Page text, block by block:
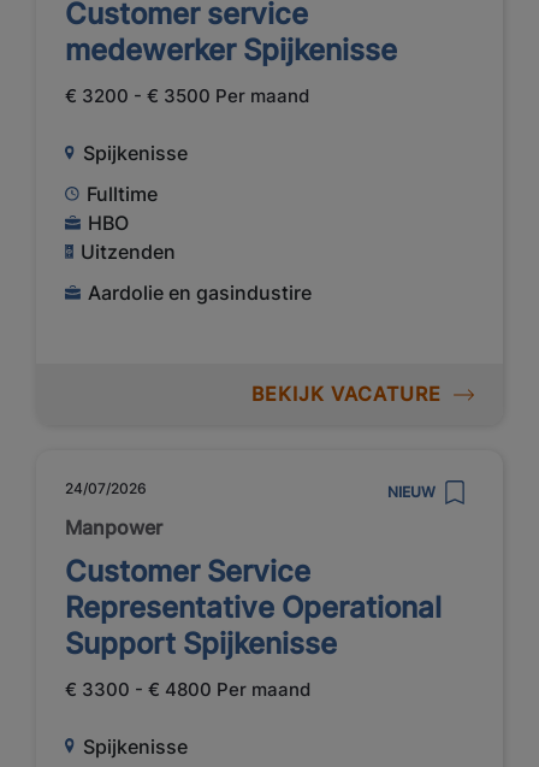
Customer service
medewerker Spijkenisse
€ 3200 - € 3500 Per maand
Spijkenisse
Fulltime
HBO
Uitzenden
Aardolie en gasindustire
BEKIJK VACATURE
24/07/2026 NIEUW
Manpower
Customer Service
Representative Operational
Support Spijkenisse
€ 3300 - € 4800 Per maand
Spijkenisse